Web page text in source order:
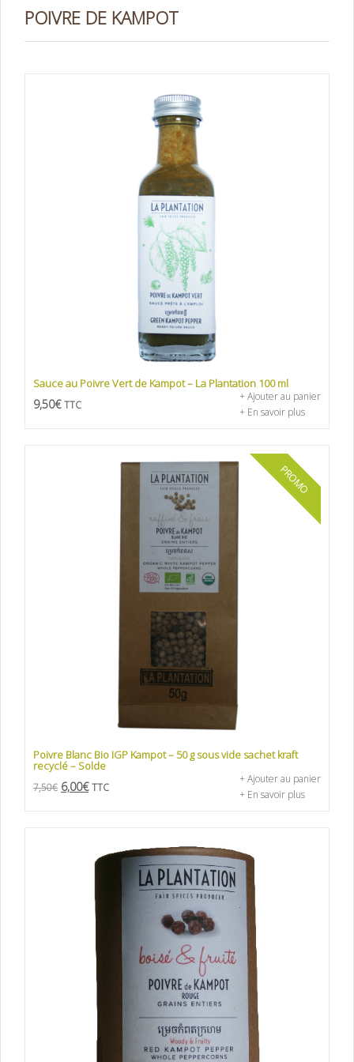
POIVRE DE KAMPOT
Sauce au Poivre Vert de Kampot – La Plantation 100 ml
9,50€ TTC
+ Ajouter au panier
+ En savoir plus
PROMO
Poivre Blanc Bio IGP Kampot – 50 g sous vide sachet kraft
recyclé – Solde
7,50€ 6,00€ TTC
+ Ajouter au panier
+ En savoir plus